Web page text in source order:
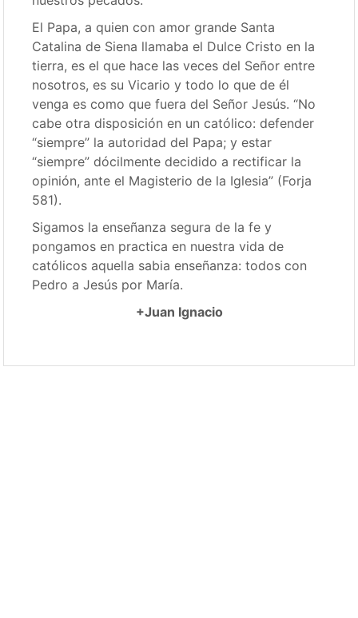
El Papa, a quien con amor grande Santa
Catalina de Siena llamaba el Dulce Cristo en la
tierra, es el que hace las veces del Señor entre
nosotros, es su Vicario y todo lo que de él
venga es como que fuera del Señor Jesús. “No
cabe otra disposición en un católico: defender
“siempre” la autoridad del Papa; y estar
“siempre” dócilmente decidido a rectificar la
opinión, ante el Magisterio de la Iglesia” (Forja
581).
Sigamos la enseñanza segura de la fe y
pongamos en practica en nuestra vida de
católicos aquella sabia enseñanza: todos con
Pedro a Jesús por María.
+Juan Ignacio